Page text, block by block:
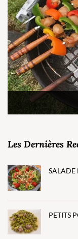
Les Dernières
SALADE
PETITS